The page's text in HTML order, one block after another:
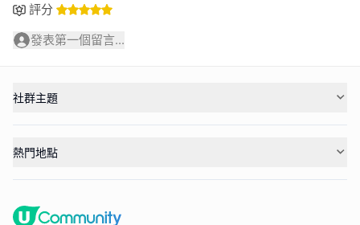
評分
發表第一個留言...
社群主題
熱門地點